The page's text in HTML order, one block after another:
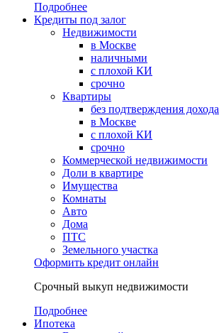
Подробнее
Кредиты под залог
Недвижимости
в Москве
наличными
с плохой КИ
срочно
Квартиры
без подтверждения дохода
в Москве
с плохой КИ
срочно
Коммерческой недвижимости
Доли в квартире
Имущества
Комнаты
Авто
Дома
ПТС
Земельного участка
Оформить кредит онлайн
Срочный выкуп недвижимости
Подробнее
Ипотека